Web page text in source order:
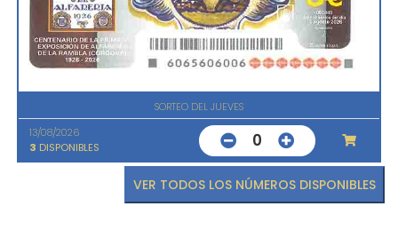
SORTEO DEL JUEVES
13/08/2026
3 DISPONIBLES 0
VER TODOS LOS NÚMEROS DISPONIBLES